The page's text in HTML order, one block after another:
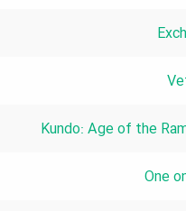
Kundo: Age of the
One